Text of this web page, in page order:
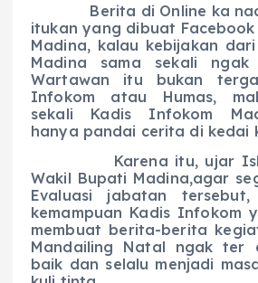
Berita di Online ka
itukan yang dibuat Facebook
Madina, kalau kebijakan
Madina sama sekali ngak
Wartawan itu bukan
Infokom atau Humas,
sekali Kadis Infokom
hanya pandai cerita di kedai
Karena itu, ujar
Wakil Bupati Madina,agar
Evaluasi jabatan
kemampuan Kadis Infokom
membuat berita-berita
Mandailing Natal ngak ter
baik dan selalu menjadi